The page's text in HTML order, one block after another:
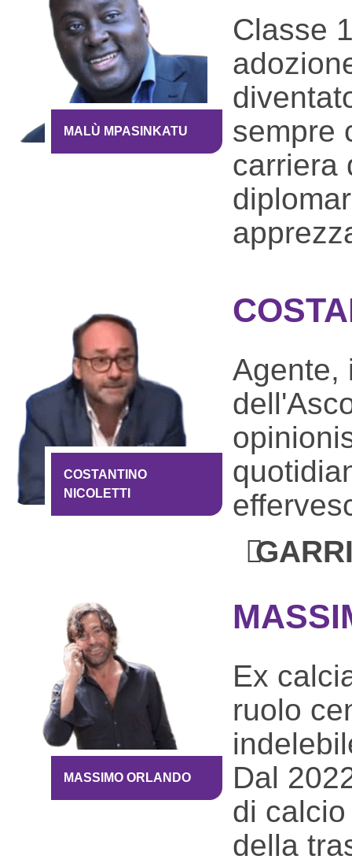
MALÙ MPASINKATU
Classe
sempre
carriera
COSTANTINO
NICOLETTI
Agente,
MASSIMO ORLANDO
Ex
ruolo
Dal
di
della